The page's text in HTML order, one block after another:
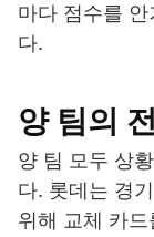
마다 점수를
다.
양 팀의
양 팀 모두 상
다. 롯데는 경
위해 교체 카